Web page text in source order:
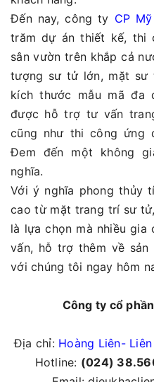
Đến nay, công ty CP
trăm dự án thiết kế, thi
sân vườn trên khắp cả
tượng sư tử lớn, mặt sư
kích thước mẫu mã đa
được hỗ trợ tư vấn
cũng như thi công ứng
Đem đến một không
nghĩa.
Với ý nghĩa phong thủy
cao từ mặt trang trí sư
là lựa chọn mà nhiều
vấn, hỗ trợ thêm về sản
với chúng tôi ngay hôm
Công ty cổ
Địa chỉ: Hoàng Liên-
Hotline: (024)